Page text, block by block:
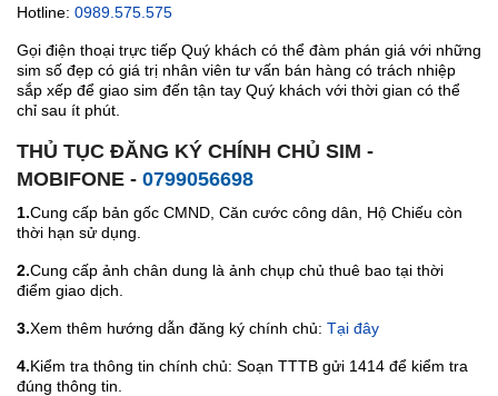
Hotline: 0989.575.575
Gọi điện thoại trực tiếp Quý khách có thể đàm phán giá với những
sim số đẹp có giá trị nhân viên tư vấn bán hàng có trách nhiệp
sắp xếp để giao sim đến tận tay Quý khách với thời gian có thể
chỉ sau ít phút.
THỦ TỤC ĐĂNG KÝ CHÍNH CHỦ SIM -
MOBIFONE - 0799056698
1.Cung cấp bản gốc CMND, Căn cước công dân, Hộ Chiếu còn
thời hạn sử dụng.
2.Cung cấp ảnh chân dung là ảnh chụp chủ thuê bao tại thời
điểm giao dịch.
3.Xem thêm hướng dẫn đăng ký chính chủ: Tại đây
4.Kiểm tra thông tin chính chủ: Soạn TTTB gửi 1414 để kiểm tra
đúng thông tin.